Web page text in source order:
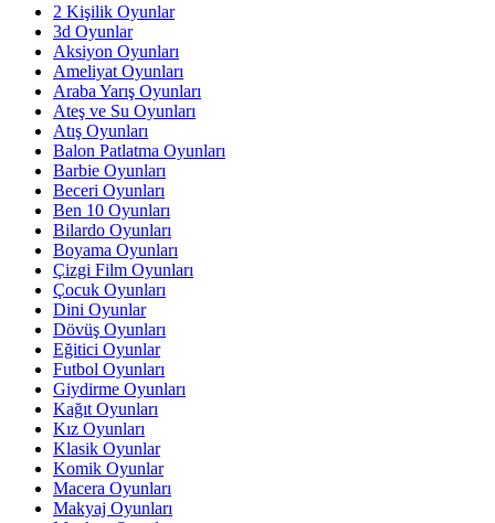
2 Kişilik Oyunlar
3d Oyunlar
Aksiyon Oyunları
Ameliyat Oyunları
Araba Yarış Oyunları
Ateş ve Su Oyunları
Atış Oyunları
Balon Patlatma Oyunları
Barbie Oyunları
Beceri Oyunları
Ben 10 Oyunları
Bilardo Oyunları
Boyama Oyunları
Çizgi Film Oyunları
Çocuk Oyunları
Dini Oyunlar
Dövüş Oyunları
Eğitici Oyunlar
Futbol Oyunları
Giydirme Oyunları
Kağıt Oyunları
Kız Oyunları
Klasik Oyunlar
Komik Oyunlar
Macera Oyunları
Makyaj Oyunları